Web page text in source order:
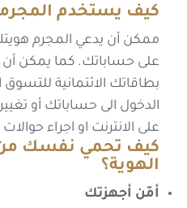
كيف يستخدم
ممكن أن يدعي المجرم
على حساباتك. كما يمكن
بطاقاتك الائتمانية للتسوق
الدخول الى حساباتك أو
على الانترنت او اجراء حوالات
كيف تحمي نفسك
الهوية؟
أمّن أجهزتك